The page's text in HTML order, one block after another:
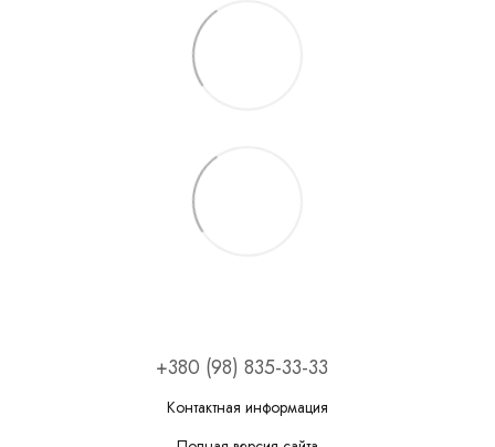
+380 (98) 835-33-33
Контактная информация